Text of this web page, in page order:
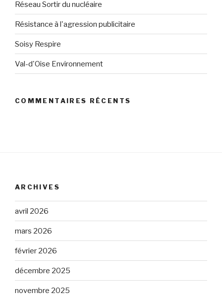
Réseau Sortir du nucléaire
Résistance à l'agression publicitaire
Soisy Respire
Val-d'Oise Environnement
COMMENTAIRES RÉCENTS
ARCHIVES
avril 2026
mars 2026
février 2026
décembre 2025
novembre 2025